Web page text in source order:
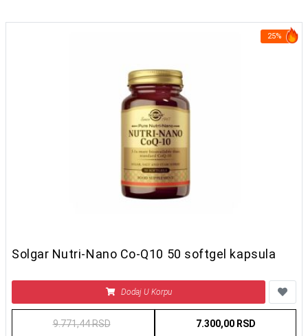
25%
Solgar Nutri-Nano Co-Q10 50 softgel kapsula
Dodaj U Korpu
9.771,44 RSD 7.300,00 RSD